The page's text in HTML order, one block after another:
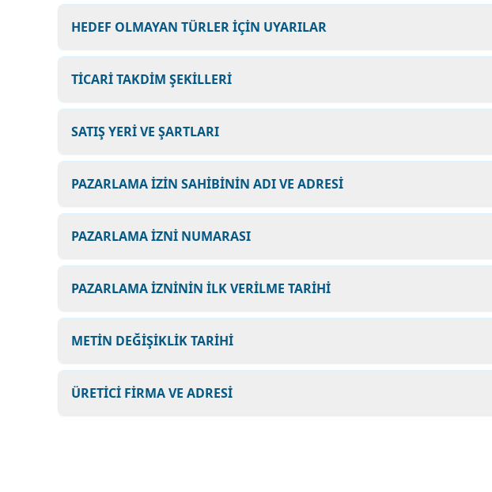
HEDEF OLMAYAN TÜRLER İÇİN UYARILAR
TİCARİ TAKDİM ŞEKİLLERİ
SATIŞ YERİ VE ŞARTLARI
PAZARLAMA İZİN SAHİBİNİN ADI VE ADRESİ
PAZARLAMA İZNİ NUMARASI
PAZARLAMA İZNİNİN İLK VERİLME TARİHİ
METİN DEĞİŞİKLİK TARİHİ
ÜRETİCİ FİRMA VE ADRESİ